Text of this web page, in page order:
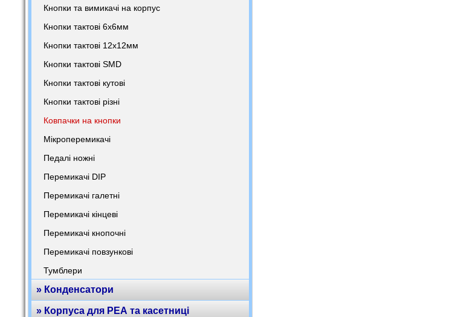
Кнопки та вимикачі на корпус
Кнопки тактові 6х6мм
Кнопки тактові 12х12мм
Кнопки тактові SMD
Кнопки тактові кутові
Кнопки тактові різні
Ковпачки на кнопки
Мікроперемикачі
Педалі ножні
Перемикачі DIP
Перемикачі галетні
Перемикачі кінцеві
Перемикачі кнопочні
Перемикачі повзункові
Тумблери
» Конденсатори
» Корпуса для РЕА та касетниці